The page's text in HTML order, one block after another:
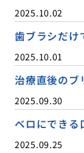
2025.10.02
歯ブラシだけ
2025.10.01
治療直後のブ
2025.09.30
ベロにできる
2025.09.25